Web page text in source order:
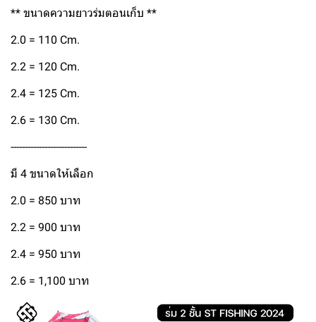
** ขนาดความยาวร่มตอนเก็บ **
2.0 = 110 Cm.
2.2 = 120 Cm.
2.4 = 125 Cm.
2.6 = 130 Cm.
---------------------------
มี 4 ขนาดให้เลือก
2.0 = 850 บาท
2.2 = 900 บาท
2.4 = 950 บาท
2.6 = 1,100 บาท